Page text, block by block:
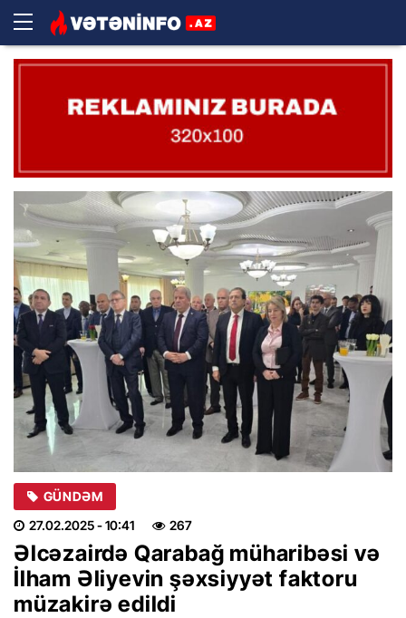
GÜNDƏM
27.02.2025- 10:41 267
Əlcəzairdə Qarabağ müharibəsi və
İlham Əliyevin şəxsiyyət faktoru
müzakirə edildi